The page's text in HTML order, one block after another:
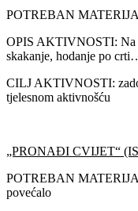
POTREBAN
OPIS AKTIVNOSTI: Na
skakanje, hodanje po
CILJ AKTIVNOSTI:
tjelesnom aktivnošću
„PRONAĐI CVIJET“
POTREBAN
povećalo